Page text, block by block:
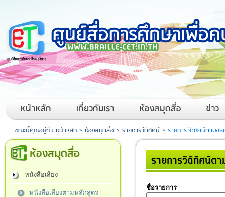
หน้าหลัก เกี่ยวกับเรา ห้องสมุดสื่อ ข่าว
ขณะนี้คุณอยู่ที่ › หน้าหลัก > ห้องสมุดสื่อ > รายการวีดิทัศน์ > รายการวีดิทัศน์ตามอั
รายการวีดิทัศน์ต
ชื่อรายการ
ห้องสมุดสื่อ
หนังสือเสียง
หนังสือเสียงตามหลักสูตร